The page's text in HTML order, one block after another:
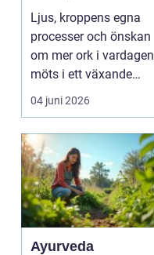
fokus
Ljus, kroppens egna
processer och önskan
om mer ork i vardagen
möts i ett växande
intresse för fotot...
04 juni 2026
Ayurveda